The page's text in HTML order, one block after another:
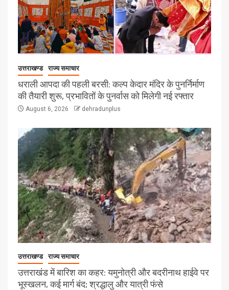
उत्तराखण्ड राज्य समाचार
धराली आपदा की पहली बरसी: कल्प केदार मंदिर के पुनर्निर्माण
की तैयारी शुरू, प्रभावितों के पुनर्वास को मिलेगी नई रफ्तार
August 6, 2026 dehradunplus
उत्तराखण्ड राज्य समाचार
उत्तराखंड में बारिश का कहर: यमुनोत्री और बदरीनाथ हाईवे पर
भूस्खलन, कई मार्ग बंद; श्रद्धालु और यात्री फंसे